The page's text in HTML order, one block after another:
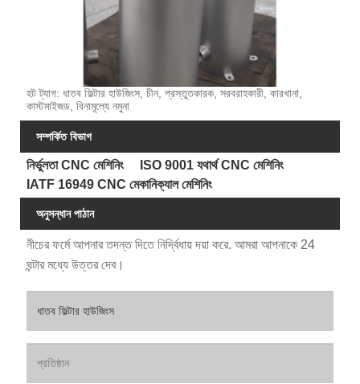
হট ট্যাগ: ধাতব ফিল্টার হাউজিংস, চীন, প্রস্তুতকারক, সরবরাহকারী, কারখানা,
কাস্টমাইজড, বিনামূল্যে নমুনা
সম্পর্কিত বিভাগ
নির্ভুলতা CNC মেশিনিং
ISO 9001 যথার্থ CNC মেশিনিং
IATF 16949 CNC মেকানিক্যাল মেশিনিং
অনুসন্ধান পাঠান
নীচের ফর্মে আপনার তদন্ত দিতে নির্দ্বিধায় দয়া করে. আমরা আপনাকে 24
ঘন্টার মধ্যে উত্তর দেব।